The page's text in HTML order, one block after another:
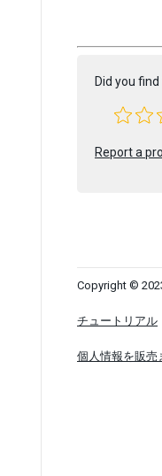
Did you
Report a
Copyright ©
チュートリアル
個人情報を販売